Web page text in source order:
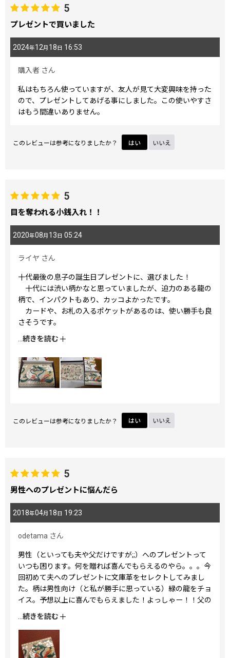
5
プレゼントで買いました
2024年12月 18 日 16:53
購入者 さん
私はもちろん使っていますが、友人が見て大変興味を持った
ので、プレゼントしてあげる事にしました。この使いやすさ
はもう間違いありません。
このレビューは参考になりましたか？ はい いいえ
5
目を奪われる小銭入れ！！
2020年08月 13日 05:24
ライヤ さん
十代最後の息子の誕生日プレゼントに、選びました！
十代には渋い柄かなと思っていましたが、迫力のある龍の
柄で、インパクトもあり、カッコよかったです。
カードや、お札の入るポケットがあるのは、使い勝手も良
さそうです。
迫力のある龍も素敵ですが、可愛らしい龍柄があったら、ス
ポーツをしている娘に、験担ぎに持たせたいなと思いまし
た。
続きを読む
このレビューは参考になりましたか？ はい いいえ
5
男性へのプレゼントに悩んだら
2018年04月 18 日 19:23
odetama さん
男性（といっても夫や父だけですが;;）へのプレゼントって
いつも困ります。何を贈れば喜んでもらえるのやら。。。今
回初めて夫へのプレゼントに文庫革をセレクトしてみまし
た。柄は男性向け（と私が勝手に思っている）緑の龍をチョ
イス。予想以上に喜んでもらえました！よっしゃー！！父の
日にも利用させていただきます。
続きを読む